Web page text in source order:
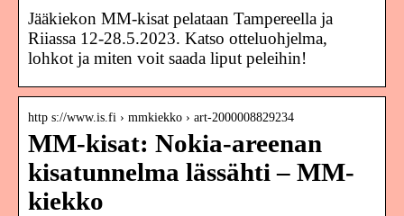
Jääkiekon MM-kisat pelataan Tampereella ja
Riiassa 12-28.5.2023. Katso otteluohjelma,
lohkot ja miten voit saada liput peleihin!
http s://www.is.fi › mmkiekko › art-2000008829234
MM-kisat: Nokia-areenan
kisatunnelma lässähti – MM-
kiekko